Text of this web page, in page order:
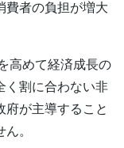
費者の負担が増大
高めて経済成長の
く割に合わない非
府が主導すること
。